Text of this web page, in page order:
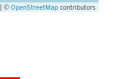
| ©OpenStreetMap contributors